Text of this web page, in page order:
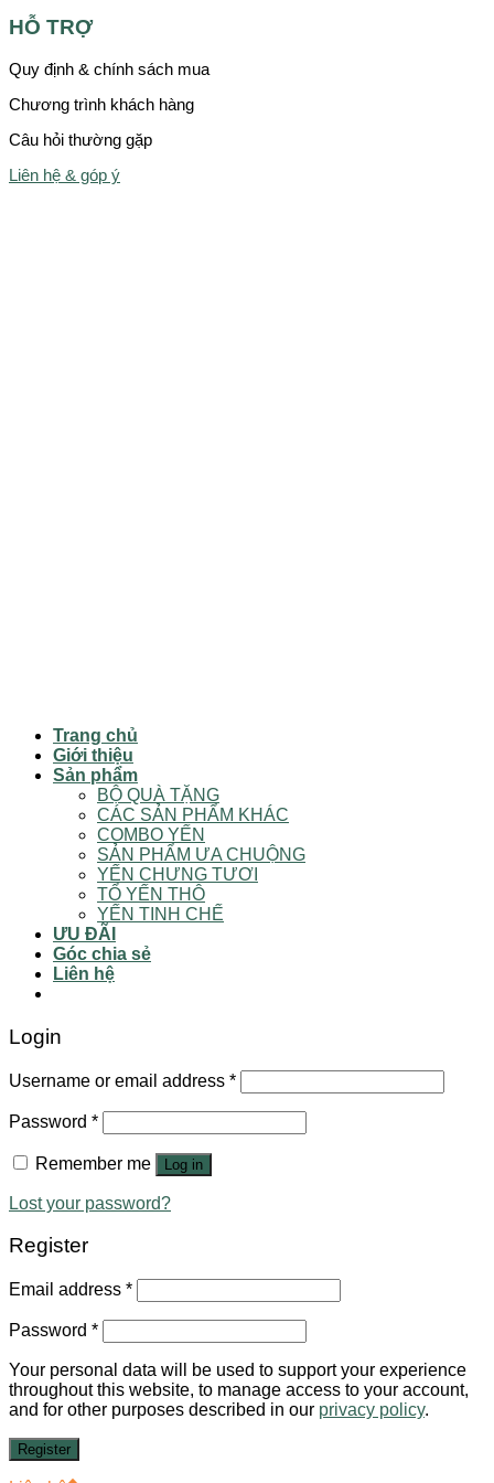
HỖ TRỢ
Quy định & chính sách mua
Chương trình khách hàng
Câu hỏi thường gặp
Liên hệ & góp ý
Trang chủ
Giới thiệu
Sản phẩm
BỘ QUÀ TẶNG
CÁC SẢN PHẨM KHÁC
COMBO YẾN
SẢN PHẨM ƯA CHUỘNG
YẾN CHƯNG TƯƠI
TỔ YẾN THÔ
YẾN TINH CHẾ
ƯU ĐÃI
Góc chia sẻ
Liên hệ
Login
Username or email address *
Password *
Remember me Log in
Lost your password?
Register
Email address *
Password *
Your personal data will be used to support your experience
throughout this website, to manage access to your account,
and for other purposes described in our privacy policy.
Register